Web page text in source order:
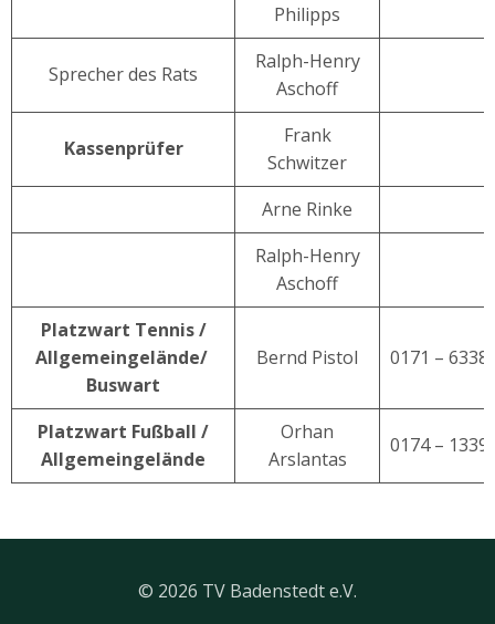
Philipps
Sprecher des Rats
Ralph-Henry
Aschoff
Kassenprüfer
Frank
Schwitzer
Arne Rinke
Ralph-Henry
Aschoff
Platzwart Tennis /
Allgemeingelände/
Buswart
Bernd Pistol 0171 –
Platzwart Fußball /
Allgemeingelände
Orhan
Arslantas
0174 –
© 2026 TV Badenstedt e.V.